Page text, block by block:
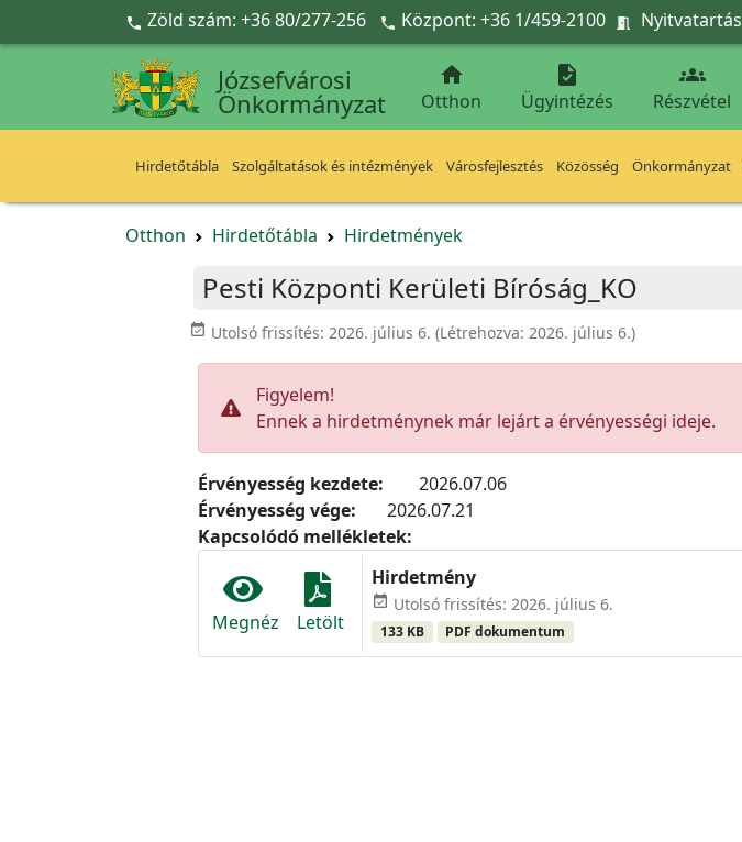
Ugrás a fő tartalomra
 Zöld szám: +36 80/277-256  Központ: +36 1/459-2100  Nyitvatartás
Józsefvárosi
Önkormányzat

Otthon

Ügyintézés

Részvétel
Hirdetőtábla Szolgáltatások és intézmények Városfejlesztés Közösség Önkormányzat
Otthon Hirdetőtábla Hirdetmények
Pesti Központi Kerületi Bíróság_KO
event_available Utolsó frissítés: 2026. július 6. (Létrehozva: 2026. július 6.)
Figyelem!
Ennek a hirdetménynek már lejárt a érvényességi ideje.
Érvényesség kezdete:
2026.07.06
Érvényesség vége:
2026.07.21
Kapcsolódó mellékletek:
Megnéz Letölt
Hirdetmény
event_available Utolsó frissítés: 2026. július 6.
133 KB PDF dokumentum